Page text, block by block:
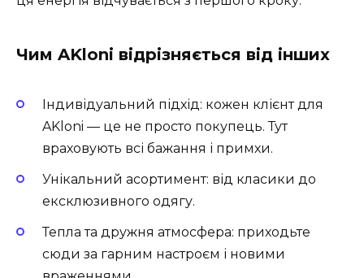
Чим AKloni відрізняється від інших
Індивідуальний підхід: кожен клієнт для
AKloni — це не просто покупець. Тут
враховують всі бажання і примхи.
Унікальний асортимент: від класики до
ексклюзивного одягу.
Тепла та дружня атмосфера: приходьте
сюди за гарним настроєм і новими